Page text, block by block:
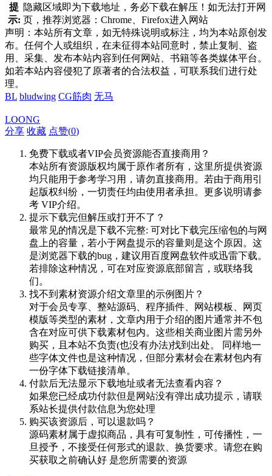
提
示:
隐藏区域即为下载地址，务必下载在解压！如无法打开网
页，推荐浏览器：Chrome、Firefox进入网站
声明：本站所有文章，如无特殊说明或标注，均为本站原创发
布。任何个人或组织，在未征得本站同意时，禁止复制、盗
用、采集、发布本站内容到任何网站、书籍等各类媒体平台。
如若本站内容侵犯了原著者的合法权益，可联系我们进行处
理。
BL bludwing CG筋肉 无马
LOONG
分享 收藏 点赞(0)
免费下载或者VIP会员资源能否直接商用？
本站所有资源版权均属于原作者所有，这里所提供资源
均只能用于参考学习用，请勿直接商用。若由于商用引
起版权纠纷，一切责任均由使用者承担。更多说明请参
考 VIP介绍。
提示下载完但解压或打开不了？
最常见的情况是下载不完整: 可对比下载完压缩包的与网
盘上的容量，若小于网盘提示的容量则是这个原因。这
是浏览器下载的bug，建议用百度网盘软件或迅雷下载。
若排除这种情况，可在对应资源底部留言，或联络我
们。
找不到素材资源介绍文章里的示例图片？
对于会员专享、整站源码、程序插件、网站模板、网页
模版等类型的素材，文章内用于介绍的图片通常并不包
含在对应可供下载素材包内。这些相关商业图片需另外
购买，且本站不负责(也没有办法)找到出处。 同样地一
些字体文件也是这种情况，但部分素材会在素材包内有
一份字体下载链接清单。
付款后无法显示下载地址或者无法查看内容？
如果您已经成功付款但是网站没有弹出成功提示，请联
系站长提供付款信息为您处理
购买该资源后，可以退款吗？
源码素材属于虚拟商品，具有可复制性，可传播性，一
旦授予，不接受任何形式的退款、换货要求。请您在购
买获取之前确认好 是您所需要的资源